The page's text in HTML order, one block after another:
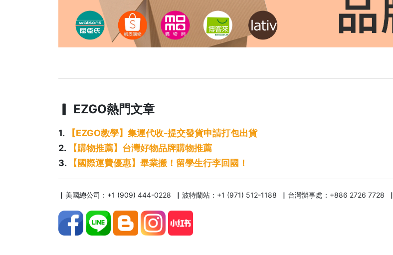
▎ EZGO熱門文章
1.
【EZGO教學】集運代收-提交發貨申請打包出貨
2.
【購物推薦】台灣好物品牌購物推薦
3.
【國際運費優惠】畢業搬！留學生行李回國！
▏美國總公司：+1 (909) 444-0228 ▏波特蘭站：+1 (971) 512-1188 ▏台灣辦事處：+886 2726 7728 ▏